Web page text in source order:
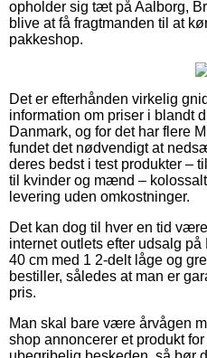
opholder sig tæt på Aalborg,
blive at få fragtmanden til at
pakkeshop.
Det er efterhånden virkelig
information om priser i blandt
Danmark, og for det har flere
fundet det nødvendigt at
deres bedst i test produkter –
til kvinder og mænd –
levering uden omkostninger.
Det kan dog til hver en tid
internet outlets efter udsalg
40 cm med 1 2-delt låge og
bestiller, således at man er
pris.
Man skal bare være årvågen
shop annoncerer et produkt